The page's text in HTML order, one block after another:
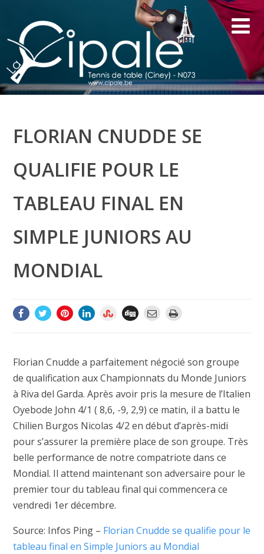
FLORIAN CNUDDE SE
QUALIFIE POUR LE
TABLEAU FINAL EN
SIMPLE JUNIORS AU
MONDIAL
Florian Cnudde a parfaitement négocié son groupe
de qualification aux Championnats du Monde Juniors
à Riva del Garda. Après avoir pris la mesure de l’Italien
Oyebode John 4/1 ( 8,6, -9, 2,9) ce matin, il a battu le
Chilien Burgos Nicolas 4/2 en début d’après-midi
pour s’assurer la première place de son groupe. Très
belle performance de notre compatriote dans ce
Mondial. Il attend maintenant son adversaire pour le
premier tour du tableau final qui commencera ce
vendredi 1er décembre.
Source: Infos Ping – Florian Cnudde se qualifie pour le
tableau final en Simple Juniors au Mondial